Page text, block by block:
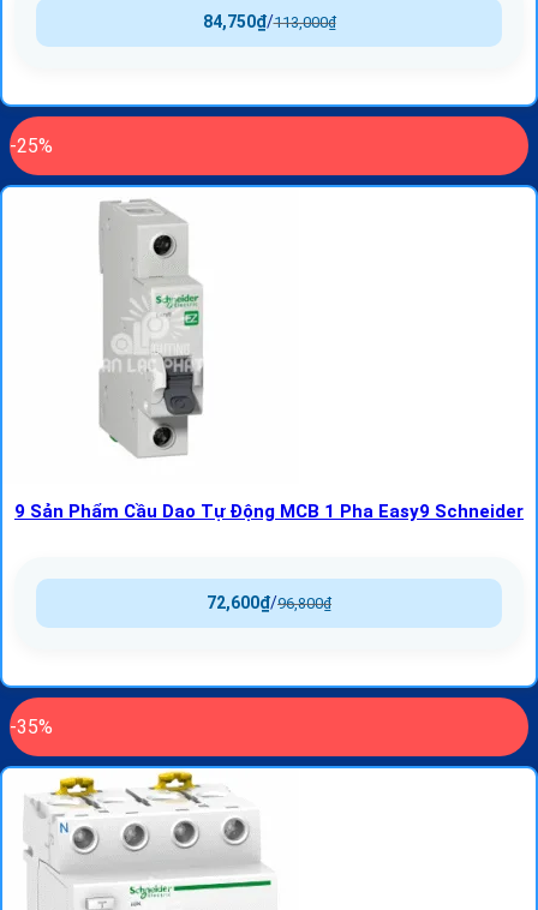
113,000₫
/
84,750₫
-25%
9 Sản Phẩm Cầu Dao Tự Động MCB 1 Pha Easy9 Schneider
96,800₫
/
72,600₫
-35%